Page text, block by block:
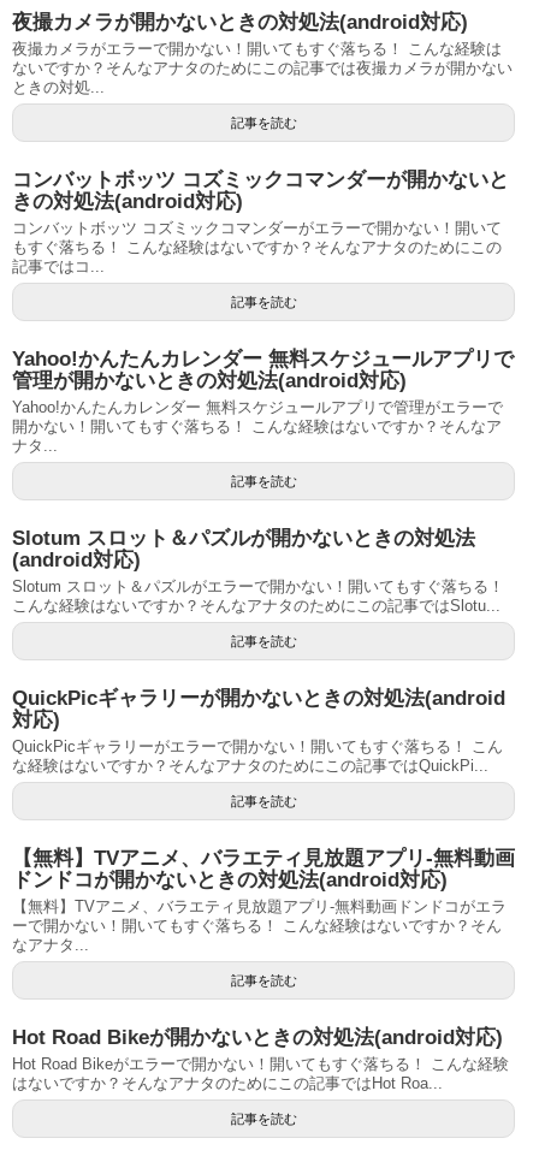
夜撮カメラが開かないときの対処法(android対応)
夜撮カメラがエラーで開かない！開いてもすぐ落ちる！ こんな経験は
ないですか？そんなアナタのためにこの記事では夜撮カメラが開かない
ときの対処...
記事を読む
コンバットボッツ コズミックコマンダーが開かないと
きの対処法(android対応)
コンバットボッツ コズミックコマンダーがエラーで開かない！開いて
もすぐ落ちる！ こんな経験はないですか？そんなアナタのためにこの
記事ではコ...
記事を読む
Yahoo!かんたんカレンダー 無料スケジュールアプリで
管理が開かないときの対処法(android対応)
Yahoo!かんたんカレンダー 無料スケジュールアプリで管理がエラーで
開かない！開いてもすぐ落ちる！ こんな経験はないですか？そんなア
ナタ...
記事を読む
Slotum スロット＆パズルが開かないときの対処法
(android対応)
Slotum スロット＆パズルがエラーで開かない！開いてもすぐ落ちる！
こんな経験はないですか？そんなアナタのためにこの記事ではSlotu...
記事を読む
QuickPicギャラリーが開かないときの対処法(android
対応)
QuickPicギャラリーがエラーで開かない！開いてもすぐ落ちる！ こん
な経験はないですか？そんなアナタのためにこの記事ではQuickPi...
記事を読む
【無料】TVアニメ、バラエティ見放題アプリ-無料動画
ドンドコが開かないときの対処法(android対応)
【無料】TVアニメ、バラエティ見放題アプリ-無料動画ドンドコがエラ
ーで開かない！開いてもすぐ落ちる！ こんな経験はないですか？そん
なアナタ...
記事を読む
Hot Road Bikeが開かないときの対処法(android対応)
Hot Road Bikeがエラーで開かない！開いてもすぐ落ちる！ こんな経験
はないですか？そんなアナタのためにこの記事ではHot Roa...
記事を読む